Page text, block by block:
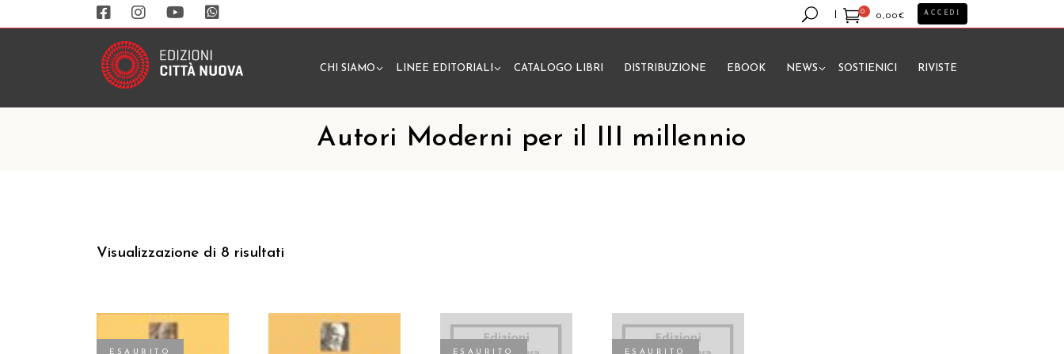
0
0,00€
Nessun prodotto nel carrello.
ACCEDI
CHI SIAMO LINEE EDITORIALI CATALOGO LIBRI DISTRIBUZIONE EBOOK NEWS SOSTIENICI RIVISTE
Autori Moderni per il III millennio
Visualizzazione di 8 risultati
ESAURITO ESAURITO ESAURITO